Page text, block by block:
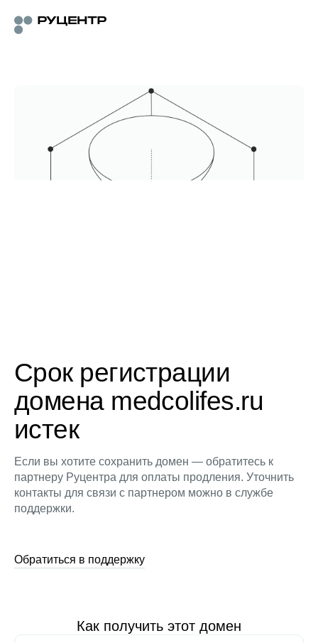
Срок регистрации
домена medcolifes.ru
истек
Если вы хотите сохранить домен — обратитесь к
партнеру Руцентра для оплаты продления. Уточнить
контакты для связи с партнером можно в службе
поддержки.
Обратиться в поддержку
Как получить этот домен